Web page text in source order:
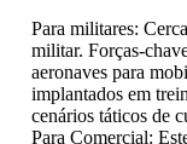
Para militares:
militar. Forças-
aeronaves para
implantados em
cenários táticos de
Para Comercial: